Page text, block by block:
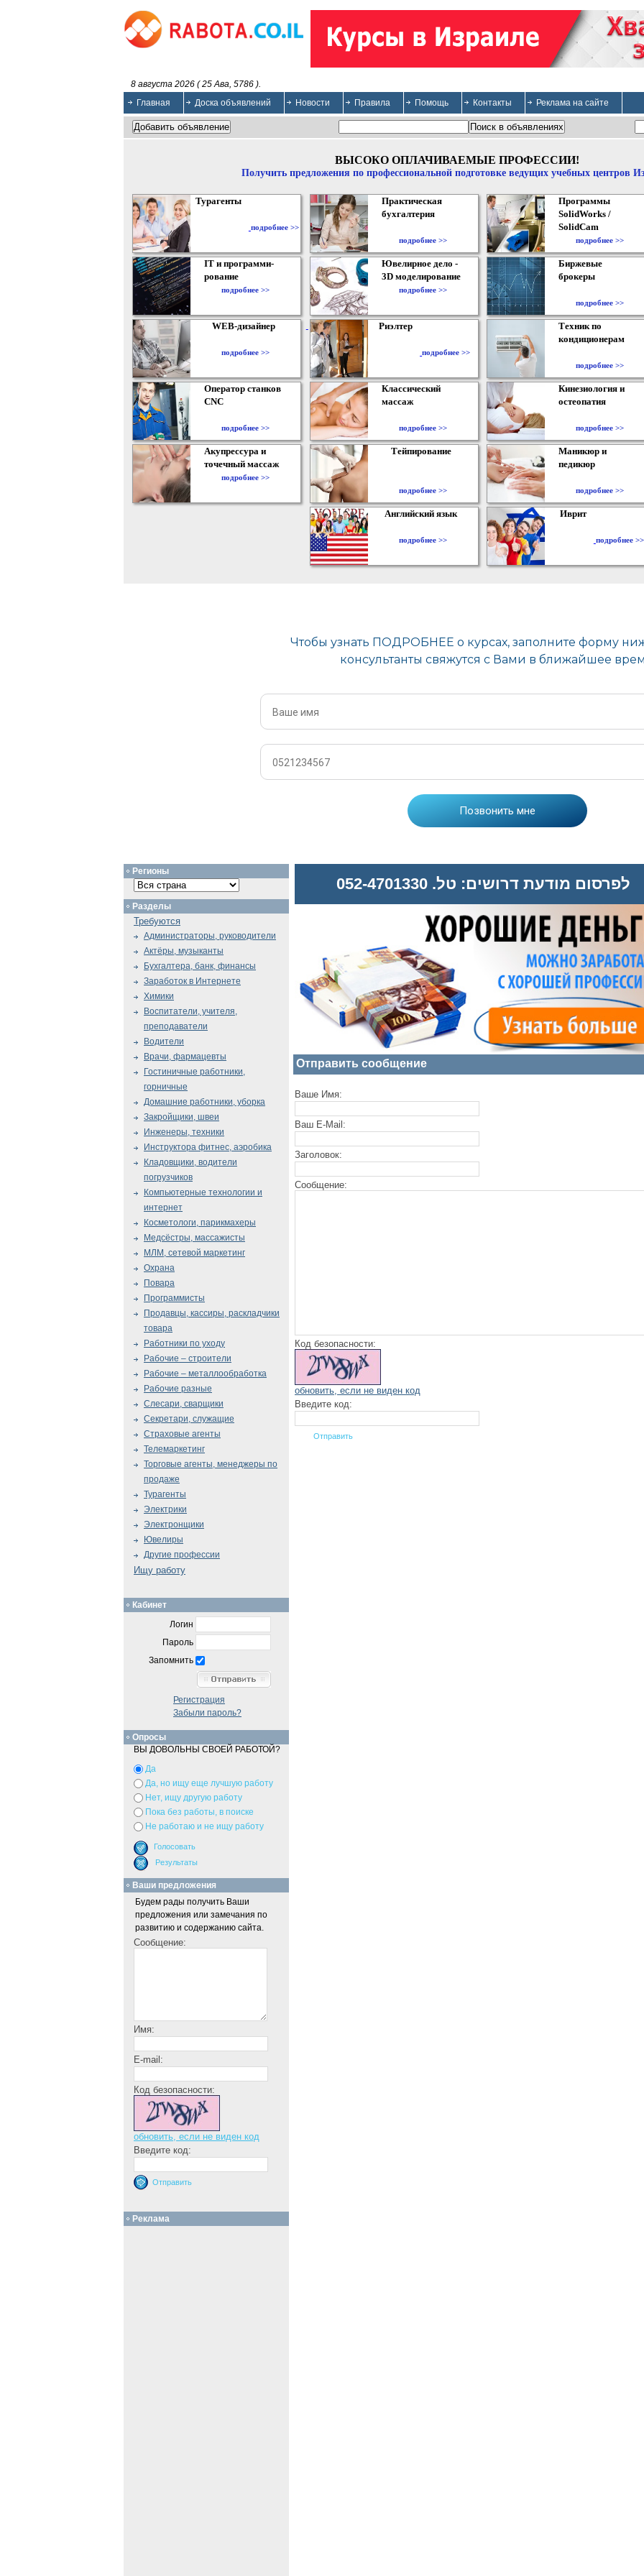
8 августа 2026 ( 25 Ава, 5786 ).
Главная
Доска объявлений Новости Правила Помощь Контакты Реклама на сайте
ВЫСОКО ОПЛАЧИВАЕМЫЕ ПРОФЕССИИ!
Получить предложения по профессиональной подготовке ведущих учебных центров
Турагенты
подробнее >>
Практическая
бухгалтерия
подробнее >>
Программы
SolidWorks /
SolidCam
подробнее >>
IT и программи-
рование
подробнее >>
Ювелирное дело -
3D моделирование
подробнее >>
Биржевые
брокеры
подробнее >>
WEB-дизайнер
подробнее >>
Риэлтер
подробнее >>
Техник по
кондиционерам
подробнее >>
Оператор станков
CNC
подробнее >>
Классический
массаж
подробнее >>
Кинезиология и
остеопатия
подробнее >>
Акупрессура и
точечный массаж
подробнее >>
Тейпирование
подробнее >>
Маникюр и
педикюр
подробнее >>
Английский язык
подробнее >>
Иврит
подробнее >>
לפרסום מודעת דרושים: טל. 052-4701330
Отправить сообщение
Ваше Имя:
Ваш E-Mail:
Заголовок:
Сообщение:
Код безопасности:
обновить, если не виден код
Введите код:
Регионы
Разделы
Требуются
Администраторы, руководители
Актёры, музыканты
Бухгалтера, банк, финансы
Заработок в Интернете
Химики
Воспитатели, учителя,
преподаватели
Водители
Врачи, фармацевты
Гостиничные работники,
горничные
Домашние работники, уборка
Закройщики, швеи
Инженеры, техники
Инструктора фитнес, аэробика
Кладовщики, водители
погрузчиков
Компьютерные технологии и
интернет
Косметологи, парикмахеры
Медсёстры, массажисты
МЛМ, сетевой маркетинг
Охрана
Повара
Программисты
Продавцы, кассиры, раскладчики
товара
Работники по уходу
Рабочие – строители
Рабочие – металлообработка
Рабочие разные
Слесари, сварщики
Секретари, служащие
Страховые агенты
Телемаркетинг
Торговые агенты, менеджеры по
продаже
Турагенты
Электрики
Электронщики
Ювелиры
Другие профессии
Ищу работу
Кабинет
Логин
Пароль
Запомнить
Регистрация
Забыли пароль?
Опросы
ВЫ ДОВОЛЬНЫ СВОЕЙ РАБОТОЙ?
Да
Да, но ищу еще лучшую работу
Нет, ищу другую работу
Пока без работы, в поиске
Не работаю и не ищу работу
Ваши предложения
Будем рады получить Ваши
предложения или замечания по
развитию и содержанию сайта.
Сообщение:
Имя:
E-mail:
Код безопасности:
обновить, если не виден код
Введите код:
Реклама